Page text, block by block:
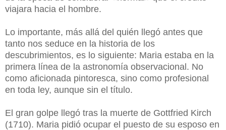
viajara hacia el hombre.
Lo importante, más allá del quién llegó antes que
tanto nos seduce en la historia de los
descubrimientos, es lo siguiente: Maria estaba en la
primera línea de la astronomía observacional. No
como aficionada pintoresca, sino como profesional
en toda ley, aunque sin el título.
El gran golpe llegó tras la muerte de Gottfried Kirch
(1710). Maria pidió ocupar el puesto de su esposo en